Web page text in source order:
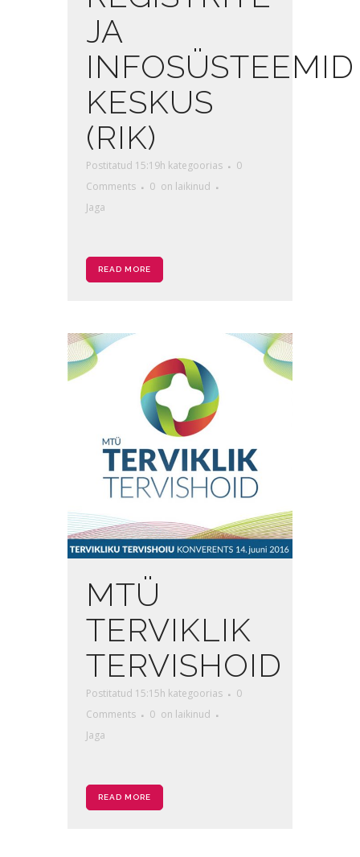
JA
KESKUS
(RIK)
Postitatud 15:19h kategoorias
0
Comments
0 on laikinud
Jaga
READ MORE
MTÜ
TERVIKLIK
TERVISHOID
Postitatud 15:15h kategoorias
0
Comments
0 on laikinud
Jaga
READ MORE